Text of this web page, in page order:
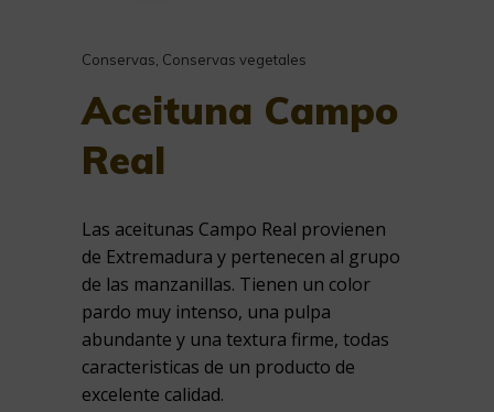
Conservas Conservas vegetales
Aceituna Campo
Real
Las aceitunas Campo Real provienen
de Extremadura y pertenecen al grupo
de las manzanillas. Tienen un color
pardo muy intenso, una pulpa
abundante y una textura firme, todas
caracteristicas de un producto de
excelente calidad.